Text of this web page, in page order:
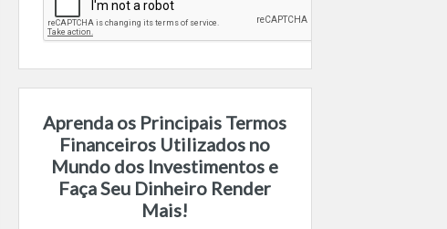
Aprenda os Principais Termos
Financeiros Utilizados no
Mundo dos Investimentos e
Faça Seu Dinheiro Render
Mais!